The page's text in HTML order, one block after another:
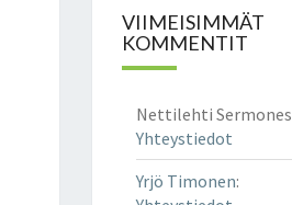
VIIMEISIMMÄT
KOMMENTIT
Nettilehti Sermones
Yhteystiedot
Yrjö Timonen: